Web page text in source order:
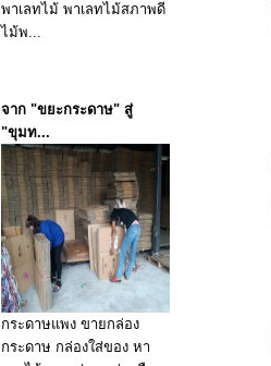
พาเลทไม้ พาเลทไม้สภาพดี
ไม้พ...
จาก "ขยะกระดาษ" สู่
"ขุมท...
กระดาษแพง ขายกล่อง
กระดาษ กล่องใส่ของ หา